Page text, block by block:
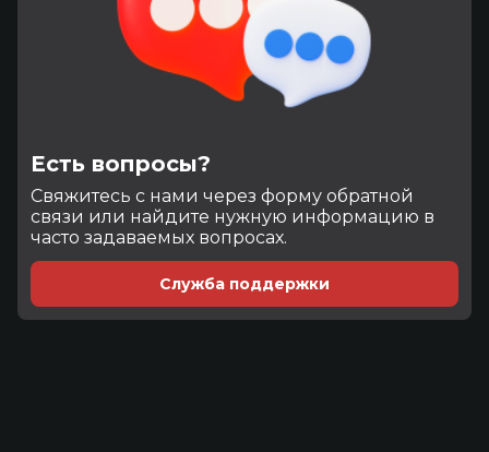
Есть вопросы?
Cвяжитесь с нами через форму обратной
связи или найдите нужную информацию в
часто задаваемых вопросах.
Служба поддержки